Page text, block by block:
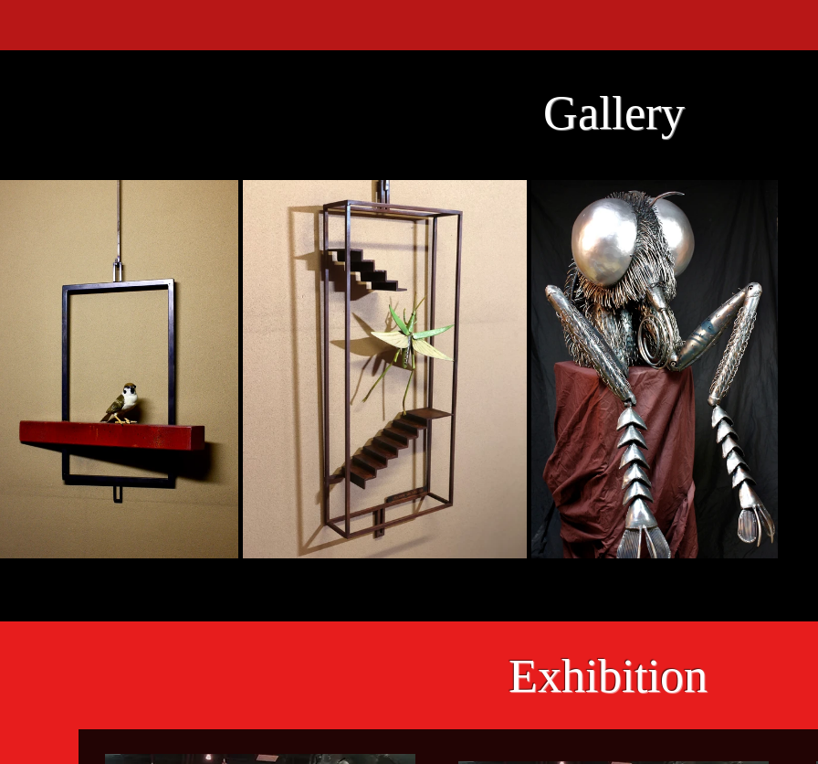
Gallery
Exhibition